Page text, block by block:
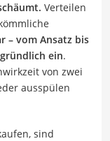
Verteilen
– vom Ansatz bis
ein.
von zwei
ausspülen
sind